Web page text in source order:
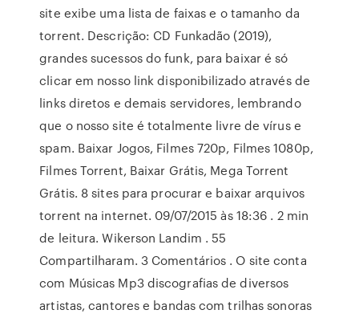
site exibe uma lista de faixas e o tamanho da
torrent. Descrição: CD Funkadão (2019),
grandes sucessos do funk, para baixar é só
clicar em nosso link disponibilizado através de
links diretos e demais servidores, lembrando
que o nosso site é totalmente livre de vírus e
spam. Baixar Jogos, Filmes 720p, Filmes 1080p,
Filmes Torrent, Baixar Grátis, Mega Torrent
Grátis. 8 sites para procurar e baixar arquivos
torrent na internet. 09/07/2015 às 18:36 . 2 min
de leitura. Wikerson Landim . 55
Compartilharam. 3 Comentários . O site conta
com Músicas Mp3 discografias de diversos
artistas, cantores e bandas com trilhas sonoras